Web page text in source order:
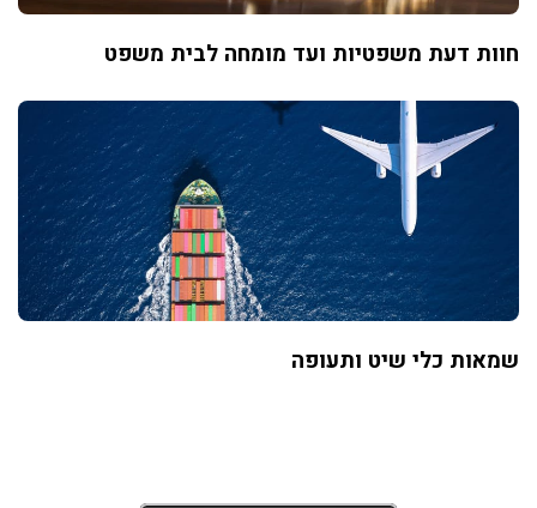
חוות דעת משפטיות ועד מומחה לבית משפט
שמאות כלי שיט ותעופה